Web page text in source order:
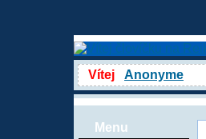
Vítej Anonyme
Menu